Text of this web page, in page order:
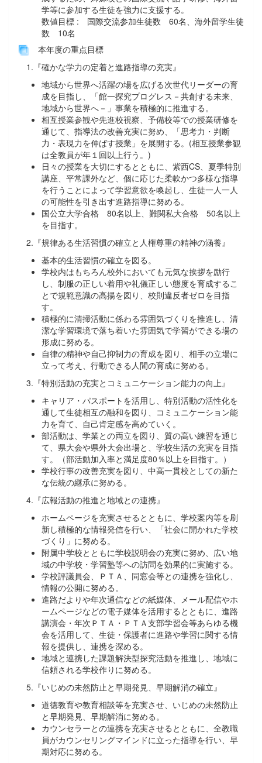
学等に参加する生徒を強力に支援する。
数値目標 : 国際交流参加生徒数 60名、海外留学生徒
数 10名
本年度の重点目標
1.『確かな学力の定着と進路指導の充実』
地域から世界へ活躍の場を広げる次世代リーダーの育
成を目指し、「館一探究プログレス－共創する未来、
地域から世界へ－」事業を積極的に推進する。
相互授業参観や先進校視察、予備校等での授業研修を
通じて、指導法の改善充実に努め、「思考力・判断
力・表現力を伸ばす授業」を展開する。(相互授業参観
は全教員が年１回以上行う。)
日々の授業を大切にするとともに、紫西CS、夏季特別
講座、平常課外など、個に応じた柔軟かつ多様な指導
を行うことによって学習意欲を喚起し、生徒一人一人
の可能性を引き出す進路指導に努める。
国公立大学合格 80名以上、難関私大合格 50名以上
を目指す。
2.『規律ある生活習慣の確立と人権尊重の精神の涵養』
基本的生活習慣の確立を図る。
学校内はもちろん校外においても元気な挨拶を励行
し、制服の正しい着用や礼儀正しい態度を育成するこ
とで規範意識の高揚を図り、校則違反者ゼロを目指
す。
積極的に清掃活動に係わる雰囲気づくりを推進し、清
潔な学習環境で落ち着いた雰囲気で学習ができる場の
形成に努める。
自律の精神や自己抑制力の育成を図り、相手の立場に
立って考え、行動できる人間の育成に努める。
3.『特別活動の充実とコミュニケーション能力の向上』
キャリア・パスポートを活用し、特別活動の活性化を
通して生徒相互の融和を図り、コミュニケーション能
力を育て、自己肯定感を高めていく。
部活動は、学業との両立を図り、質の高い練習を通じ
て、県大会や県外大会出場と、学校生活の充実を目指
す。（部活動加入率と満足度80％以上を目指す。）
学校行事の改善充実を図り、中高一貫校としての新た
な伝統の継承に努める。
4.『広報活動の推進と地域との連携』
ホームページを充実させるとともに、学校案内等を刷
新し積極的な情報発信を行い、「社会に開かれた学校
づくり」に努める。
附属中学校とともに学校説明会の充実に努め、広い地
域の中学校・学習塾等への訪問を効果的に実施する。
学校評議員会、ＰＴＡ、同窓会等との連携を強化し、
情報の公開に努める。
進路だよりや年次通信などの紙媒体、メール配信やホ
ームページなどの電子媒体を活用するとともに、進路
講演会・年次ＰＴＡ・ＰＴＡ支部学習会等あらゆる機
会を活用して、生徒・保護者に進路や学習に関する情
報を提供し、連携を深める。
地域と連携した課題解決型探究活動を推進し、地域に
信頼される学校作りに努める。
5.『いじめの未然防止と早期発見、早期解消の確立』
道徳教育や教育相談等を充実させ、いじめの未然防止
と早期発見、早期解消に努める。
カウンセラーとの連携を充実させるとともに、全教職
員がカウンセリングマインドに立った指導を行い、早
期対応に努める。